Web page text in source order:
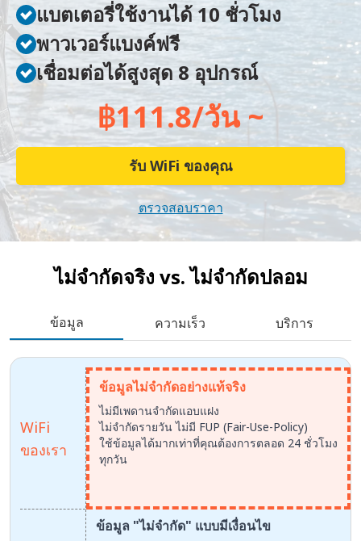
แบตเตอรี่ใช้งานได้ 10 ชั่วโมง
พาวเวอร์แบงค์ฟรี
เชื่อมต่อได้สูงสุด 8 อุปกรณ์
฿111.8/วัน ~
รับ WiFi ของคุณ
ตรวจสอบราคา
ไม่จำกัดจริง vs.ไม่จำกัดปลอม
ข้อมูล ความเร็ว บริการ
WiFi
ของเรา
ข้อมูลไม่จำกัดอย่างแท้จริง
ไม่มีเพดานจำกัดแอบแฝง
ไม่จำกัดรายวัน ไม่มี FUP (Fair-Use-Policy)
ใช้ข้อมูลได้มากเท่าที่คุณต้องการตลอด 24 ชั่วโมง
ทุกวัน
ข้อมูล "ไม่จำกัด" แบบมีเงื่อนไข